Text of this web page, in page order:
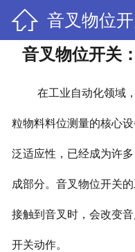
 音叉物位
精准
音叉物位开关
在工业自动化领域
粒物料料位测量的核心
泛适应性，已经成为许
成部分。音叉物位开关
接触到音叉时，会改变
开关动作。